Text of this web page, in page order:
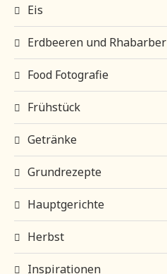
Eis
Erdbeeren und Rhabarber
Food Fotografie
Frühstück
Getränke
Grundrezepte
Hauptgerichte
Herbst
Inspirationen